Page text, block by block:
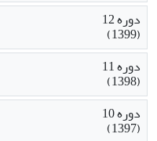
دوره 12
(1399)
دوره 11
(1398)
دوره 10
(1397)